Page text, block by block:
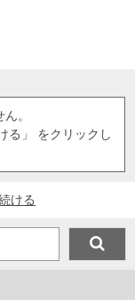
。
る」 をクリックし
ける